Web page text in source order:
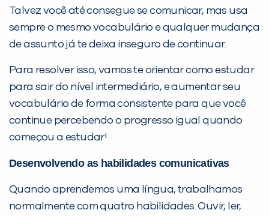
Talvez você até consegue se comunicar, mas usa
sempre o mesmo vocabulário e qualquer mudança
de assunto já te deixa inseguro de continuar.
Para resolver isso, vamos te orientar como estudar
para sair do nível intermediário, e aumentar seu
vocabulário de forma consistente para que você
continue percebendo o progresso igual quando
começou a estudar!
Desenvolvendo as habilidades comunicativas
Quando aprendemos uma língua, trabalhamos
normalmente com quatro habilidades. Ouvir, ler,
Você é aluno inFlux?
Sim Não